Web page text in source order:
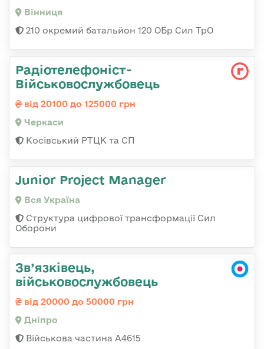
Вінниця
210 окремий батальйон 120 ОБр Сил ТрО
Радіотелефоніст-
Військовослужбовець
від 20100 до 125000 грн
Черкаси
Косівський РТЦК та СП
Junior Project Manager
Вся Україна
Структура цифрової трансформації Сил
Оборони
Зв’язківець,
військовослужбовець
від 20000 до 50000 грн
Дніпро
Військова частина А4615